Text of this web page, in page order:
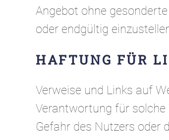
Angebot ohne
oder endgültig
HAFTUNG FÜR
Verweise und Links auf
Verantwortung für solche
Gefahr des Nutzers oder